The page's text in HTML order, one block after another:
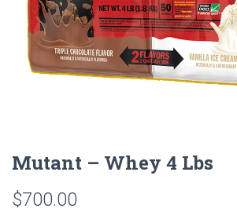
Mutant – Whey 4 Lbs
$700.00